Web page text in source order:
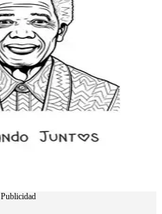
Publicidad